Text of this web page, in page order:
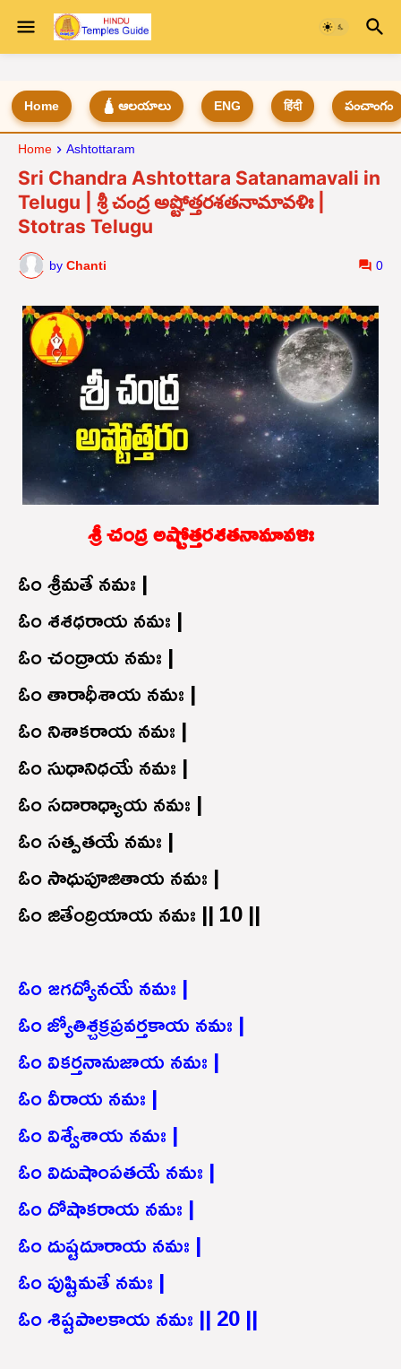
Home 🛕 ఆలయాలు ENG हिंदी పంచాంగం
Home Ashtottaram
Sri Chandra Ashtottara Satanamavali in
Telugu | శ్రీ చంద్ర అష్టోత్తరశతనామావళిః |
Stotras Telugu
by Chanti 0
శ్రీ చంద్ర అష్టోత్తరశతనామావళిః
ఓం శ్రీమతే నమః |
ఓం శశధరాయ నమః |
ఓం చంద్రాయ నమః |
ఓం తారాధీశాయ నమః |
ఓం నిశాకరాయ నమః |
ఓం సుధానిధయే నమః |
ఓం సదారాధ్యాయ నమః |
ఓం సత్పతయే నమః |
ఓం సాధుపూజితాయ నమః |
ఓం జితేంద్రియాయ నమః || 10 ||
ఓం జగద్యోనయే నమః |
ఓం జ్యోతిశ్చక్రప్రవర్తకాయ నమః |
ఓం వికర్తనానుజాయ నమః |
ఓం వీరాయ నమః |
ఓం విశ్వేశాయ నమః |
ఓం విదుషాంపతయే నమః |
ఓం దోషాకరాయ నమః |
ఓం దుష్టదూరాయ నమః |
ఓం పుష్టిమతే నమః |
ఓం శిష్టపాలకాయ నమః || 20 ||